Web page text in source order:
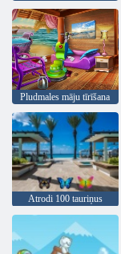
Pludmales māju tīrīšana
Atrodi 100 tauriņus